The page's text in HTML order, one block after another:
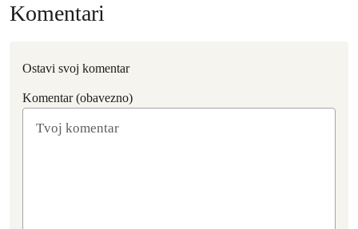
Komentari
Ostavi svoj komentar
Komentar (obavezno)